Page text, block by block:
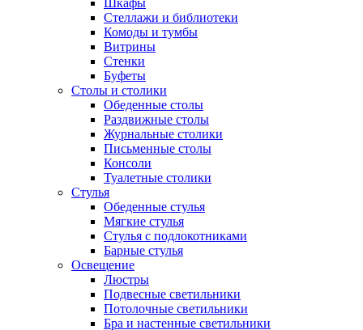
Шкафы
Стеллажи и библиотеки
Комоды и тумбы
Витрины
Стенки
Буфеты
Столы и столики
Обеденные столы
Раздвижные столы
Журнальные столики
Письменные столы
Консоли
Туалетные столики
Стулья
Обеденные стулья
Мягкие стулья
Стулья с подлокотниками
Барные стулья
Освещение
Люстры
Подвесные светильники
Потолочные светильники
Бра и настенные светильники